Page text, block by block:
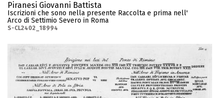
Piranesi Giovanni Battista
Iscrizioni che sono nella presente Raccolta e prima nell'
Arco di Settimio Severo in Roma
S-CL2402_18994